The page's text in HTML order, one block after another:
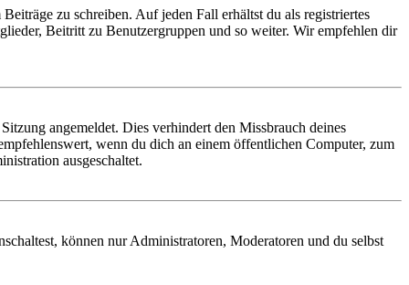
zu schreiben. Auf jeden Fall erhältst du als registriertes
Beitritt zu Benutzergruppen und so weiter. Wir empfehlen dir
angemeldet. Dies verhindert den Missbrauch deines
wenn du dich an einem öffentlichen Computer, zum
ausgeschaltet.
können nur Administratoren, Moderatoren und du selbst